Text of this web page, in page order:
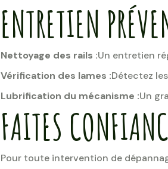
ENTRETIEN
Nettoyage des rails :Un entretien
Vérification des lames :Détectez
Lubrification du mécanisme :Un
FAITES
Pour toute intervention de